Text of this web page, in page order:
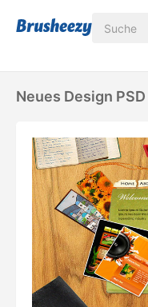
Neues Design PSD